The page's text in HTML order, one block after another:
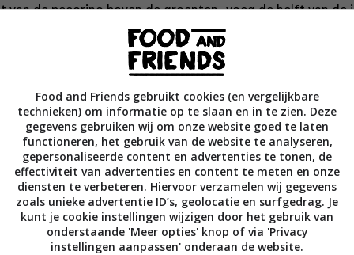
van de pecorino boven de groenten, voeg de helft van de
taleggio toe en roer goed. Proef een hapje, voeg zo
en zwarte peper toe en laat afkoelen.
voor op 180 °C. Als je zelfgemaakt pastadeeg gebruikt,
dikte van 2 mm en snijd je er vellen van. Bouw de laagjes
een grote ovenschaal, strooi er telkens kleine blokjes
en taleggio tussen en sluit af met een laagje saus.
en eventuele andere stukjes kaas erover en bak de
in de oven, tot er een goudbruin, borrelend laagje op zit.
tijmblaadjes aan met olie en strooi ze 5 minuten voor
over het gerecht. Laat de lasagne 15 minuten staan en ga
Food and Friends gebruikt cookies (en vergelijkbare
technieken) om informatie op te slaan en in te zien. Deze
gegevens gebruiken wij om onze website goed te laten
functioneren, het gebruik van de website te analyseren,
gepersonaliseerde content en advertenties te tonen, de
effectiviteit van advertenties en content te meten en onze
diensten te verbeteren. Hiervoor verzamelen wij gegevens
zoals unieke advertentie ID’s, geolocatie en surfgedrag. Je
kunt je cookie instellingen wijzigen door het gebruik van
onderstaande 'Meer opties' knop of via 'Privacy
instellingen aanpassen' onderaan de website.